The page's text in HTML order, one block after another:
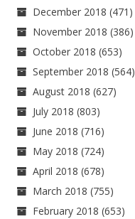
December 2018 (471)
November 2018 (386)
October 2018 (653)
September 2018 (564)
August 2018 (627)
July 2018 (803)
June 2018 (716)
May 2018 (724)
April 2018 (678)
March 2018 (755)
February 2018 (653)